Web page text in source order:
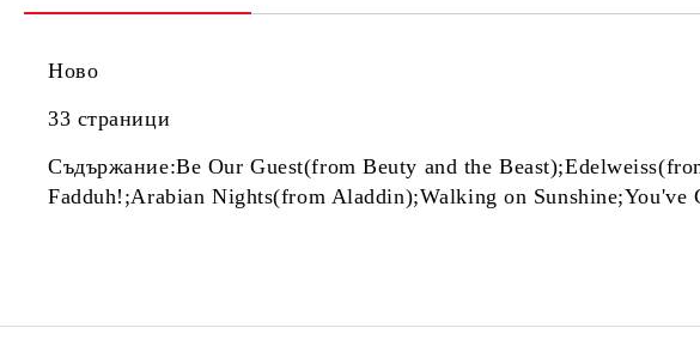
Ново
33 страници
Съдържание:Be Our Guest(from Beuty and the
Fadduh!;Arabian Nights(from Aladdin);Walking on